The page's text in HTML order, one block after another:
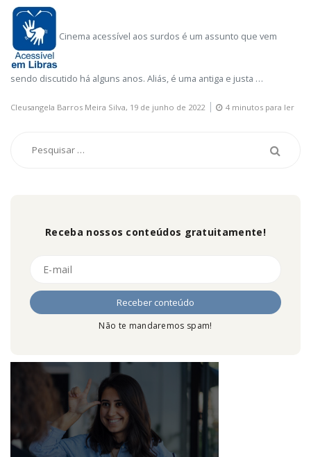
Cinema acessível aos surdos é um assunto que vem
sendo discutido há alguns anos. Aliás, é uma antiga e justa …
Cleusangela Barros Meira Silva, 19 de junho de 2022 4 minutos para ler
Receba nossos conteúdos gratuitamente!
Não te mandaremos spam!